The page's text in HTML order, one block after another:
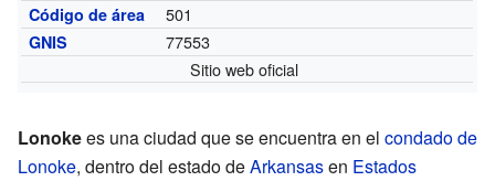
Código de área 501
GNIS
77553
Sitio web oficial
Lonokees una ciudad que se encuentra en el condado de
Lonoke, dentro del estado deArkansasen Estados